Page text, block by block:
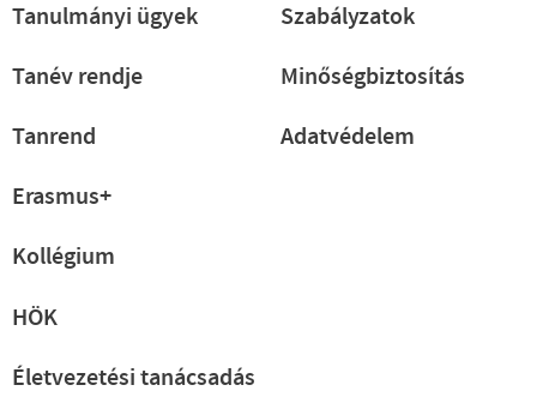
Tanulmányi ügyek
Tanév rendje
Tanrend
Erasmus+
Kollégium
HÖK
Életvezetési tanácsadás
Szabályzatok
Minőségbiztosítás
Adatvédelem